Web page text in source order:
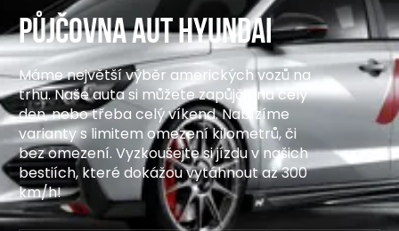
Půjčovna aut Hyundai
Máme největší výběr amerických vozů na
trhu. Naše auta si můžete zapůjčit na celý
den, nebo třeba celý víkend. Nabízíme
varianty s limitem omezení kilometrů, či
bez omezení. Vyzkoušejte si jízdu v našich
bestiích, které dokážou vytáhnout až 300
km/h!